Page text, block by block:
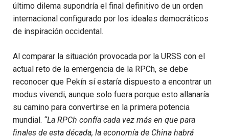
último dilema supondría el final definitivo de un orden
internacional configurado por los ideales democráticos
de inspiración occidental.
Al comparar la situación provocada por la URSS con el
actual reto de la emergencia de la RPCh, se debe
reconocer que Pekín sí estaría dispuesto a encontrar un
modus vivendi, aunque solo fuera porque esto allanaría
su camino para convertirse en la primera potencia
mundial. “La RPCh confía cada vez más en que para
finales de esta década, la economía de China habrá